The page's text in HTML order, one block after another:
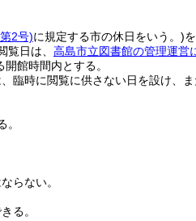
2号)に規定する市の休日をいう。)
日は、 高島市立図書館の管理運営
開館時間内とする。
臨時に閲覧に供さない日を設け、
らない。
る。